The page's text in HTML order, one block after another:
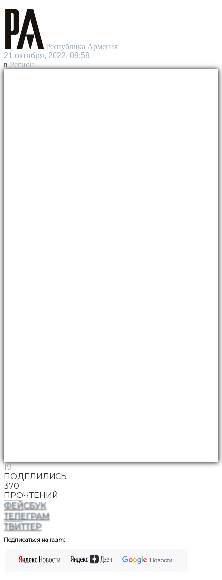
Республика Армения
21 октября, 2022, 09:59
в Регион
19
ПОДЕЛИЛИСЬ
370
ПРОЧТЕНИЙ
ФЕЙСБУК
ТЕЛЕГРАМ
ТВИТТЕР
Подписаться на ra.am: